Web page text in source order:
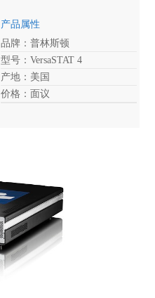
产品属性
品牌：普林斯顿
型号：VersaSTAT 4
产地：美国
价格：面议